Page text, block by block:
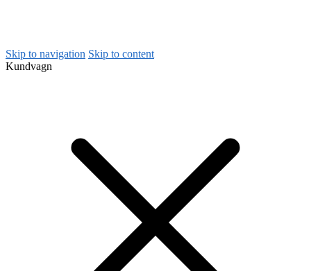
Skip to navigation Skip to content
Kundvagn